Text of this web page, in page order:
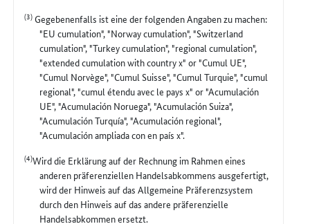
(3)Gegebenenfalls ist eine der folgenden Angaben zu machen:
"EU cumulation", "Norway cumulation", "Switzerland
cumulation", "Turkey cumulation", "regional cumulation",
"extended cumulation with country x" or "Cumul UE",
"Cumul Norvège", "Cumul Suisse", "Cumul Turquie", "cumul
regional", "cumul étendu avec le pays x" or "Acumulación
UE", "Acumulación Noruega", "Acumulación Suiza",
"Acumulación Turquía", "Acumulación regional",
"Acumulación ampliada con en país x".
(4)Wird die Erklärung auf der Rechnung im Rahmen eines
anderen präferenziellen Handelsabkommens ausgefertigt,
wird der Hinweis auf das Allgemeine Präferenzsystem
durch den Hinweis auf das andere präferenzielle
Handelsabkommen ersetzt.